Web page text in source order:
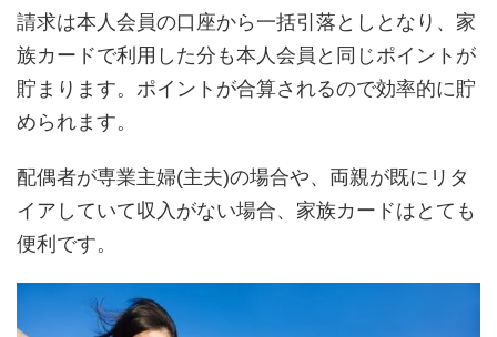
請求は本人会員の口座から一括引落としとなり、家
族カードで利用した分も本人会員と同じポイントが
貯まります。ポイントが合算されるので効率的に貯
められます。
配偶者が専業主婦(主夫)の場合や、両親が既にリタ
イアしていて収入がない場合、家族カードはとても
便利です。